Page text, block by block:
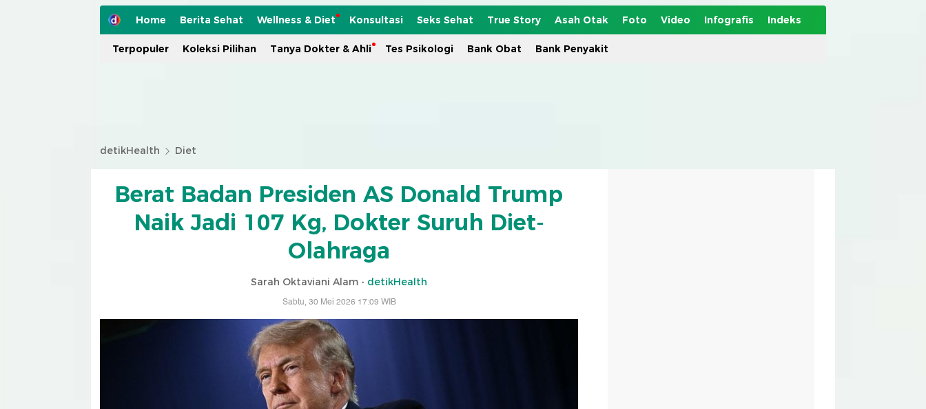
Home Berita Sehat Wellness & Diet Konsultasi Seks Sehat True Story Asah Otak Foto Video Infografis Indeks
Terpopuler Koleksi Pilihan Tanya Dokter & Ahli Tes Psikologi Bank Obat Bank Penyakit
detikHealth Diet
Berat Badan Presiden AS Donald Trump
Naik Jadi 107 Kg, Dokter Suruh Diet-
Olahraga
Sarah Oktaviani Alam - detikHealth
Sabtu, 30 Mei 2026 17:09 WIB